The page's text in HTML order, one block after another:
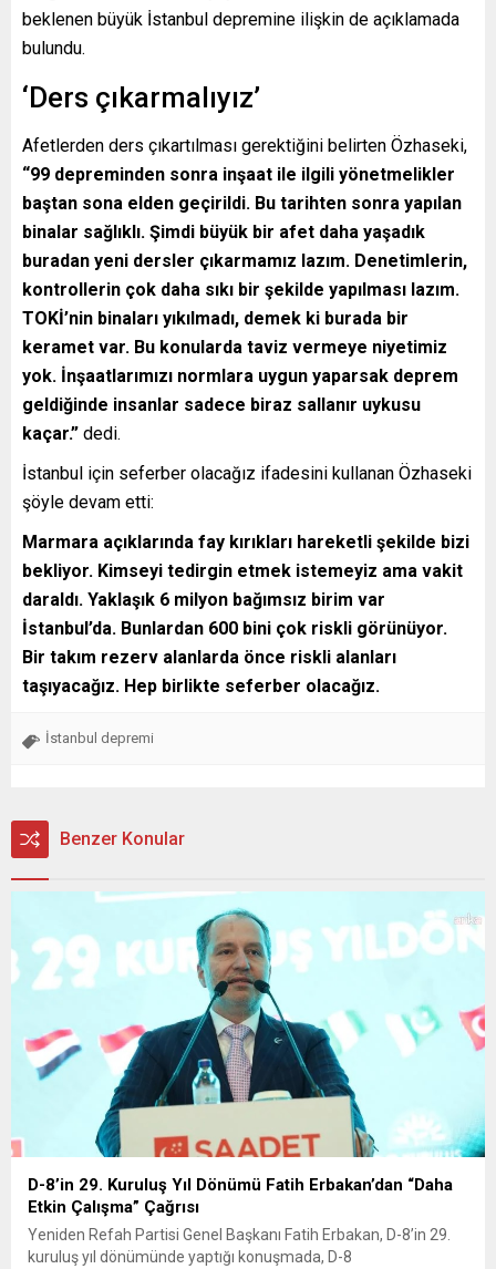
beklenen büyük İstanbul depremine ilişkin de açıklamada
bulundu.
‘Ders çıkarmalıyız’
Afetlerden ders çıkartılması gerektiğini belirten Özhaseki,
“99 depreminden sonra inşaat ile ilgili yönetmelikler
baştan sona elden geçirildi. Bu tarihten sonra yapılan
binalar sağlıklı. Şimdi büyük bir afet daha yaşadık
buradan yeni dersler çıkarmamız lazım. Denetimlerin,
kontrollerin çok daha sıkı bir şekilde yapılması lazım.
TOKİ’nin binaları yıkılmadı, demek ki burada bir
keramet var. Bu konularda taviz vermeye niyetimiz
yok. İnşaatlarımızı normlara uygun yaparsak deprem
geldiğinde insanlar sadece biraz sallanır uykusu
kaçar.” dedi.
İstanbul için seferber olacağız ifadesini kullanan Özhaseki
şöyle devam etti:
Marmara açıklarında fay kırıkları hareketli şekilde bizi
bekliyor. Kimseyi tedirgin etmek istemeyiz ama vakit
daraldı. Yaklaşık 6 milyon bağımsız birim var
İstanbul’da. Bunlardan 600 bini çok riskli görünüyor.
Bir takım rezerv alanlarda önce riskli alanları
taşıyacağız. Hep birlikte seferber olacağız.
İstanbul depremi
Benzer Konular
D-8’in 29. Kuruluş Yıl Dönümü Fatih Erbakan’dan “Daha
Etkin Çalışma” Çağrısı
Yeniden Refah Partisi Genel Başkanı Fatih Erbakan, D-8’in 29.
kuruluş yıl dönümünde yaptığı konuşmada, D-8